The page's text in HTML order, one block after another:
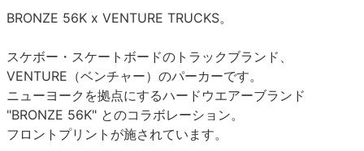
BRONZE 56K x VENTURE TRUCKS。
スケボー・スケートボードのトラックブランド、
VENTURE（ベンチャー）のパーカーです。
ニューヨークを拠点にするハードウエアーブランド
"BRONZE 56K" とのコラボレーション。
フロントプリントが施されています。